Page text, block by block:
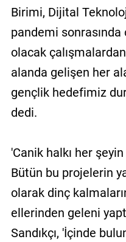
Birimi, Dijital
pandemi
olacak
alanda gelişen her
gençlik hedefimiz
dedi.
'Canik halkı her
Bütün bu projelerin
olarak dinç
ellerinden geleni
Sandıkçı, 'İçinde